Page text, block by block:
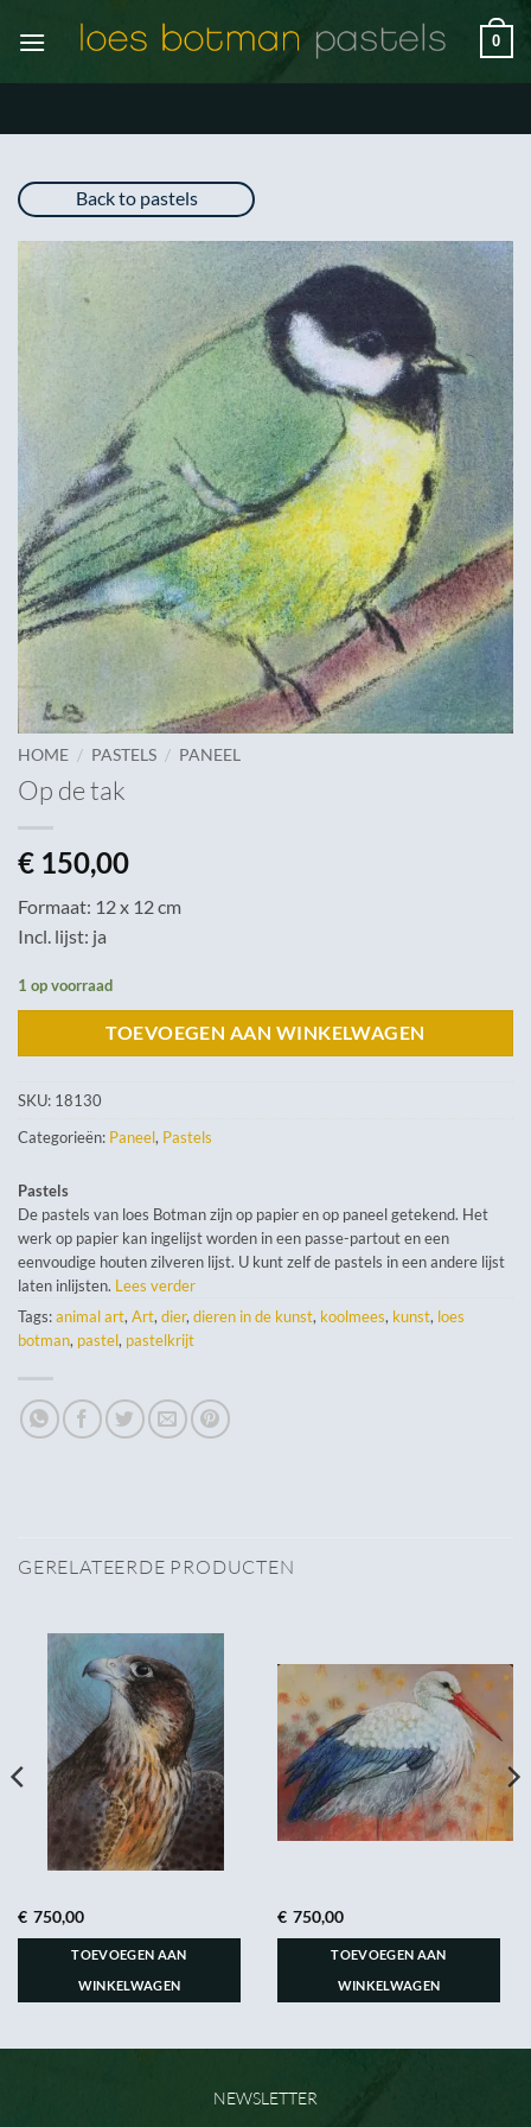
naar
0
Back to pastels
HOME / PASTELS / PANEEL
Op de tak
€ 150,00
Formaat: 12 x 12 cm
Incl. lijst: ja
1 op voorraad
TOEVOEGEN AAN WINKELWAGEN
SKU: 18130
Categorieën: Paneel, Pastels
Pastels
De pastels van loes Botman zijn op papier en op paneel getekend. Het
werk op papier kan ingelijst worden in een passe-partout en een
eenvoudige houten zilveren lijst. U kunt zelf de pastels in een andere lijst
laten inlijsten. Lees verder
Tags:animal art, Art, dier, dieren in de kunst, koolmees, kunst, loes
botman, pastel, pastelkrijt
GERELATEERDE PRODUCTEN
€ 750,00
TOEVOEGEN AAN
WINKELWAGEN
€ 750,00
TOEVOEGEN AAN
WINKELWAGEN
NEWSLETTER